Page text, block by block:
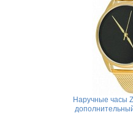
Наручные часы